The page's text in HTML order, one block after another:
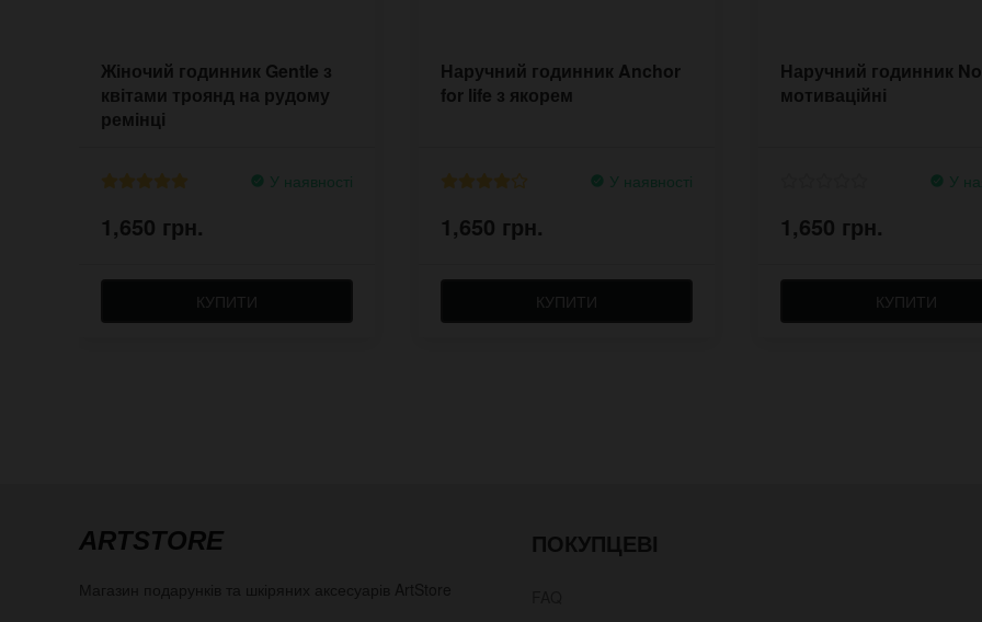
Жіночий годинник Gentle з
квітами троянд на рудому
ремінці
У наявності
1,650 грн.
КУПИТИ
Наручний годинник Anchor
for life з якорем
У наявності
1,650 грн.
КУПИТИ
Наручний годинник
мотиваційні
У
1,650 грн.
КУПИТИ
ARTSTORE ПОКУПЦЕВІ